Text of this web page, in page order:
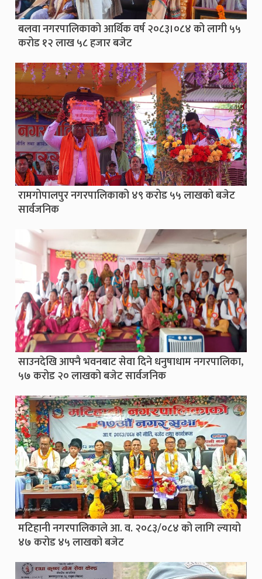
बलवा नगरपालिकाको आर्थिक वर्ष २०८३।०८४ को लागी ५५
करोड १२ लाख ५८ हजार बजेट
रामगोपालपुर नगरपालिकाको ४९ करोड ५५ लाखको बजेट
सार्वजनिक
साउनदेखि आफ्नै भवनबाट सेवा दिने धनुषाधाम नगरपालिका,
५७ करोड २० लाखको बजेट सार्वजनिक
मटिहानी नगरपालिकाले आ. व. २०८३/०८४ को लागि ल्यायो
४७ करोड ४५ लाखको बजेट